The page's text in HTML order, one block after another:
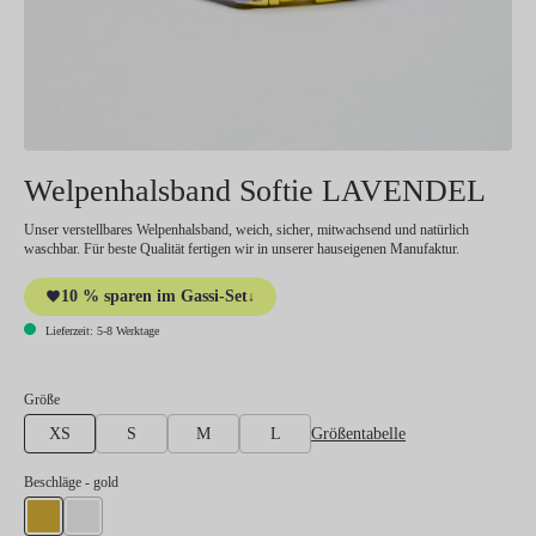
Welpenhalsband Softie LAVENDEL
Unser verstellbares Welpenhalsband, weich, sicher, mitwachsend und natürlich
waschbar. Für beste Qualität fertigen wir in unserer hauseigenen Manufaktur.
10 % sparen im Gassi-Set↓
Lieferzeit: 5-8 Werktage
Größeauswählen
XS S M L Größentabelle
Beschlägeauswählen
- gold